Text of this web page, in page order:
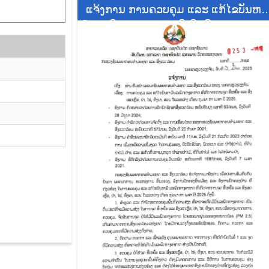
ແຈ້ງການ ການຄວບຄຸມ ແລະ ແກ້ໄຂບັນຫາ
ມົນລະພິດທາງອາກາດ ທີ່ເກີດຂຶ້ນຈາກການຈູ
ຂີ້ເຫຍື້ອ ແລະ ສິ່ງເສດເຫຼືອ, ປ່າ, ໄຮ່, ທົ່ງນາ
ແລະ ສວນ ໃນລະຫວ່າງ ເດືອນ ກຸມພາ ຫາ
ເດືອນ ເມສາ 2025